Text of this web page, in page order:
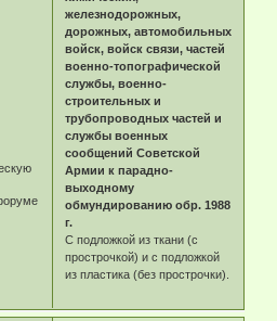
железнодорожных,
дорожных, автомобильных
войск, войск связи, частей
военно-топографической
службы, военно-
строительных и
трубопроводных частей и
службы военных
сообщений Советской
Армии к парадно-
выходному
обмундированию обр. 1988
г.
С подложкой из ткани (с
прострочкой) и с подложкой
из пластика (без прострочки).